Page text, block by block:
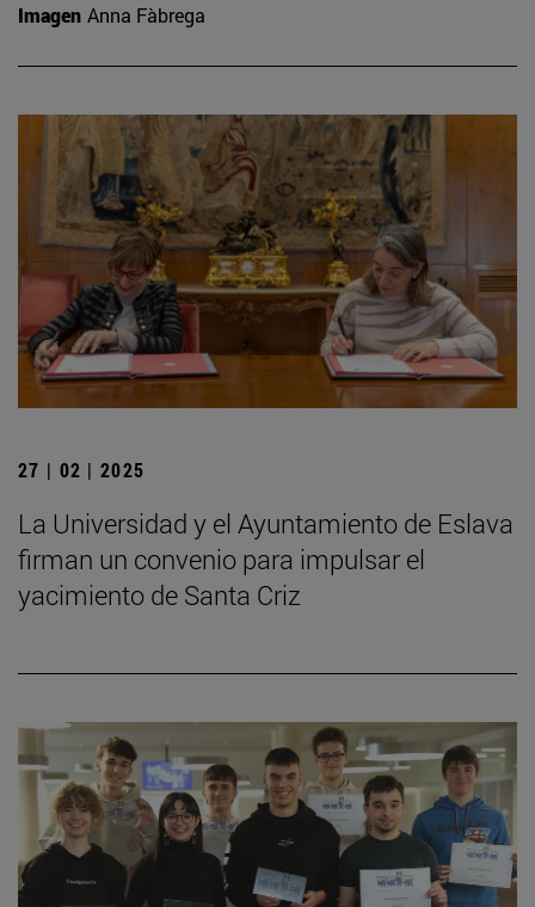
Imagen Anna Fàbrega
27 | 02 | 2025
La Universidad y el Ayuntamiento de Eslava
firman un convenio para impulsar el
yacimiento de Santa Criz